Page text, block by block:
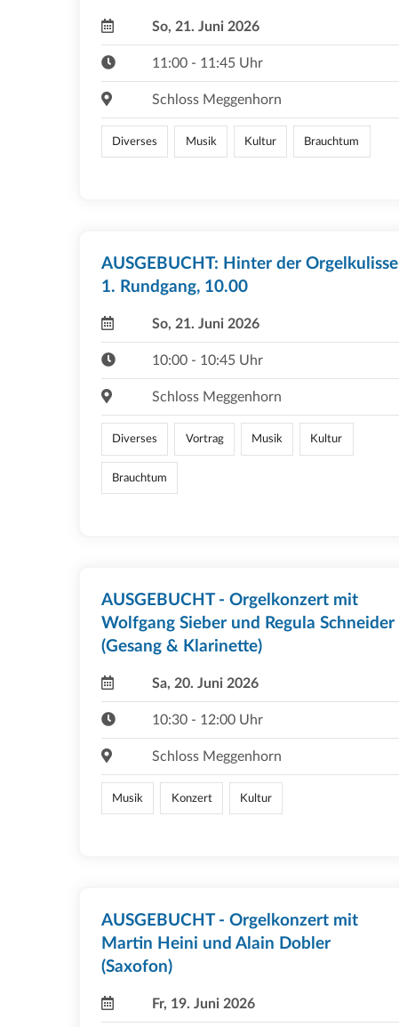
So, 21. Juni 2026
11:00 - 11:45 Uhr
Schloss Meggenhorn
Diverses Musik Kultur Brauchtum
AUSGEBUCHT: Hinter der Orgelkulisse
1. Rundgang, 10.00
So, 21. Juni 2026
10:00 - 10:45 Uhr
Schloss Meggenhorn
Diverses Vortrag Musik Kultur
Brauchtum
AUSGEBUCHT - Orgelkonzert mit
Wolfgang Sieber und Regula Schneider
(Gesang & Klarinette)
Sa, 20. Juni 2026
10:30 - 12:00 Uhr
Schloss Meggenhorn
Musik Konzert Kultur
AUSGEBUCHT - Orgelkonzert mit
Martin Heini und Alain Dobler
(Saxofon)
Fr, 19. Juni 2026